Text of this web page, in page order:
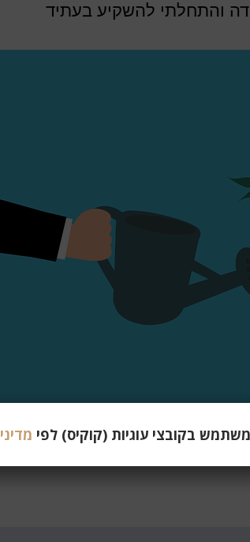
והתחלתי להשקיע בעתיד
למה שאני יודע היום. אומנם אף פעם לא הייתי
לא מספיק. לא מספיק להשקיע רק בכאן
בקובצי עוגיות (קוקיס) לפי